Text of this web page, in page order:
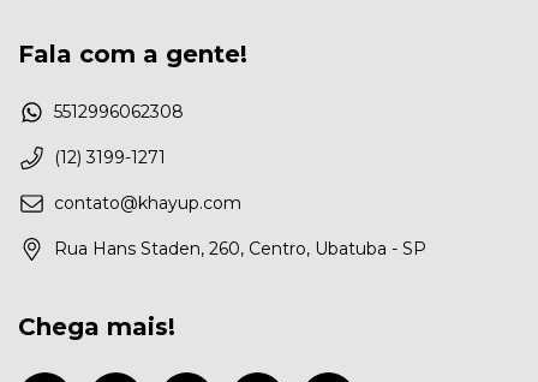
Fala com a gente!
5512996062308
(12) 3199-1271
contato@khayup.com
Rua Hans Staden, 260, Centro, Ubatuba - SP
Chega mais!